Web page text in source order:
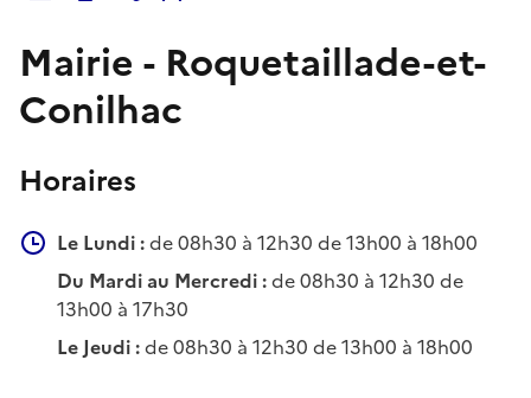
Mairie - Roquetaillade-et-
Conilhac
Horaires
Le Lundi :de 08h30 à 12h30 de 13h00 à 18h00
Du Mardi au Mercredi :de 08h30 à 12h30 de
13h00 à 17h30
Le Jeudi :de 08h30 à 12h30 de 13h00 à 18h00